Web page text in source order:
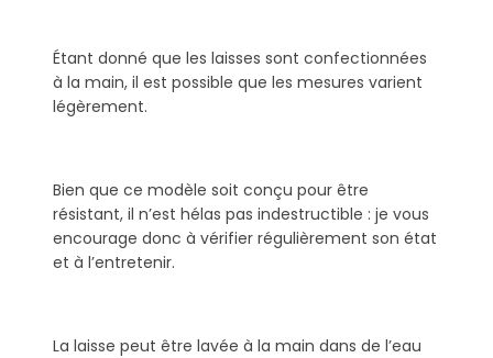
Étant donné que les laisses sont confectionnées
à la main, il est possible que les mesures varient
légèrement.
Bien que ce modèle soit conçu pour être
résistant, il n’est hélas pas indestructible : je vous
encourage donc à vérifier régulièrement son état
et à l’entretenir.
La laisse peut être lavée à la main dans de l’eau